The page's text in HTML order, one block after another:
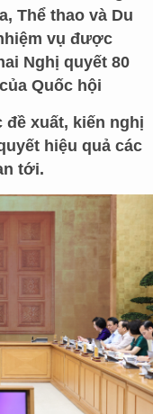
Thể thao và Du
vụ được
Nghị quyết 80
Quốc hội
đề xuất, kiến nghị
hiệu quả các
tới.